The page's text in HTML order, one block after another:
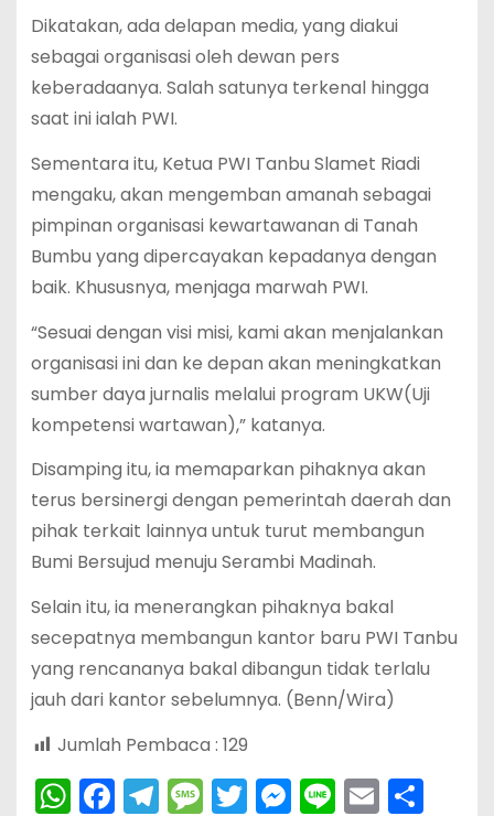
Dikatakan, ada delapan media, yang diakui
sebagai organisasi oleh dewan pers
keberadaanya. Salah satunya terkenal hingga
saat ini ialah PWI.
Sementara itu, Ketua PWI Tanbu Slamet Riadi
mengaku, akan mengemban amanah sebagai
pimpinan organisasi kewartawanan di Tanah
Bumbu yang dipercayakan kepadanya dengan
baik. Khususnya, menjaga marwah PWI.
“Sesuai dengan visi misi, kami akan menjalankan
organisasi ini dan ke depan akan meningkatkan
sumber daya jurnalis melalui program UKW(Uji
kompetensi wartawan),” katanya.
Disamping itu, ia memaparkan pihaknya akan
terus bersinergi dengan pemerintah daerah dan
pihak terkait lainnya untuk turut membangun
Bumi Bersujud menuju Serambi Madinah.
Selain itu, ia menerangkan pihaknya bakal
secepatnya membangun kantor baru PWI Tanbu
yang rencananya bakal dibangun tidak terlalu
jauh dari kantor sebelumnya. (Benn/Wira)
Jumlah Pembaca : 129
W F T M T M Li E S